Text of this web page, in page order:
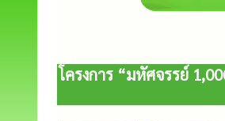
โครงการ “มหัศจรรย์